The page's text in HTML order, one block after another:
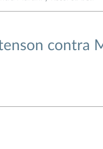
contra